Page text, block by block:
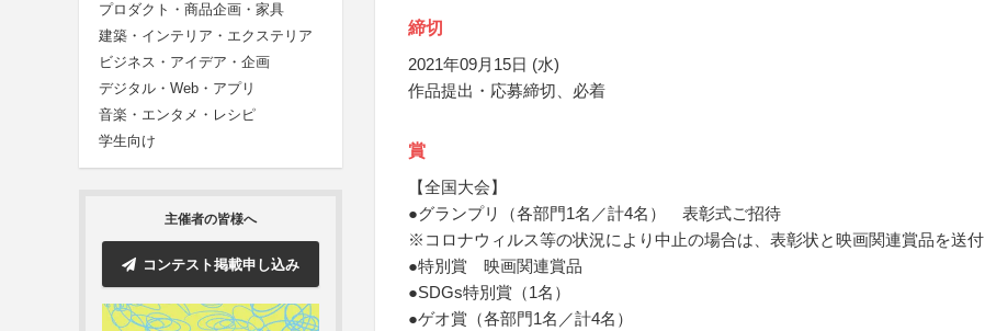
プロダクト・商品企画・家具
建築・インテリア・エクステリア
ビジネス・アイデア・企画
デジタル・Web・アプリ
音楽・エンタメ・レシピ
学生向け
主催者の皆様へ
コンテスト掲載申し込み
締切
2021年09月15日 (水)
作品提出・応募締切、必着
賞
【全国大会】
●グランプリ（各部門1名／計4名） 表彰式ご招待
※コロナウィルス等の状況により中止の場合は、表彰状と映画関連賞品を送付
●特別賞 映画関連賞品
●SDGs特別賞（1名）
●ゲオ賞（各部門1名／計4名）